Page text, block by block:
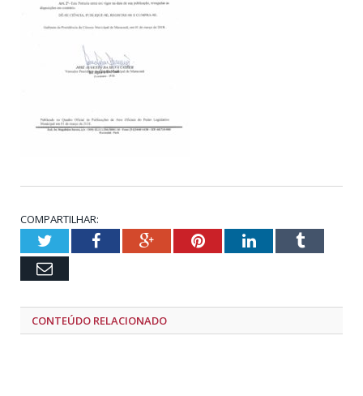
COMPARTILHAR:
TwitterFacebookGoogle+PinterestLinkedInTumblr
Email
CONTEÚDO RELACIONADO